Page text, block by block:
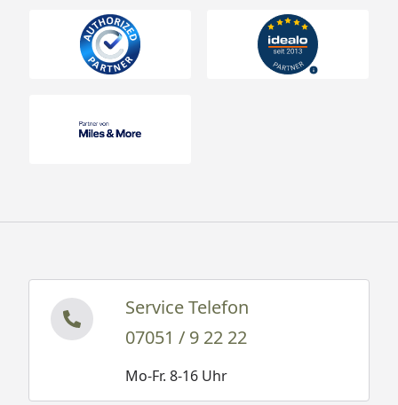
Service Telefon
07051 / 9 22 22
Mo-Fr. 8-16 Uhr